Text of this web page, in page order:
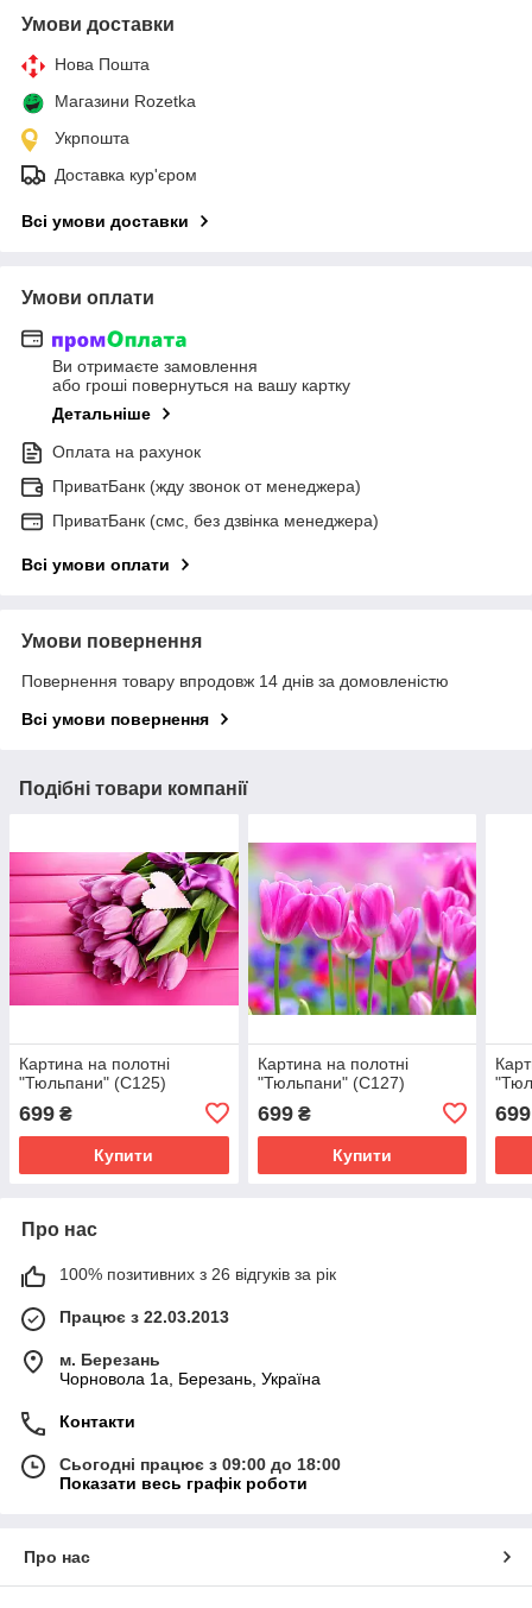
Умови доставки
Нова Пошта
Магазини Rozetka
Укрпошта
Доставка кур'єром
Всі умови доставки
Умови оплати
Ви отримаєте замовлення
або гроші повернуться на вашу картку
Детальніше
Оплата на рахунок
ПриватБанк (жду звонок от менеджера)
ПриватБанк (смс, без дзвінка менеджера)
Всі умови оплати
Умови повернення
Повернення товару впродовж 14 днів за домовленістю
Всі умови повернення
Подібні товари компанії
Картина на полотні
"Тюльпани" (C125)
699 ₴
Купити
Картина на полотні
"Тюльпани" (C127)
699₴
Купити
699
Про нас
100% позитивних з 26 відгуків за рік
Працює з 22.03.2013
м. Березань
Чорновола 1а, Березань, Україна
Контакти
Сьогодні працює з 09:00 до 18:00
Показати весь графік роботи
Про нас